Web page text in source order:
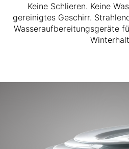
Keine Schlieren. Keine
gereinigtes Geschirr.
Wasseraufbereitungsgeräte